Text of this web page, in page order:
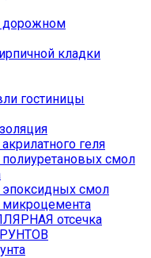
дорожном
кладки
гостиницы
геля
смол
смол
отсечка